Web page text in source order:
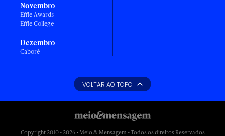
Novembro
Effie Awards
Effie College
Dezembro
Caboré
VOLTAR AO TOPO
Copyright 2010 - 2026 • Meio & Mensagem - Todos os direitos Reservados